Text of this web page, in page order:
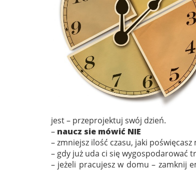
jest – przeprojektuj swój dzień.
– naucz sie mówić NIE
– zmniejsz ilość czasu, jaki
– gdy już uda ci się wygospodarować
– jeżeli pracujesz w domu – zamknij